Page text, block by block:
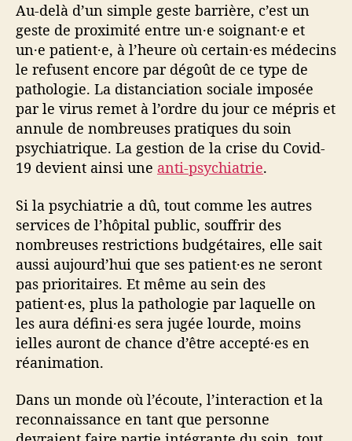
Au-delà d’un simple geste barrière, c’est un
geste de proximité entre un·e soignant·e et
un·e patient·e, à l’heure où certain·es médecins
le refusent encore par dégoût de ce type de
pathologie. La distanciation sociale imposée
par le virus remet à l’ordre du jour ce mépris et
annule de nombreuses pratiques du soin
psychiatrique. La gestion de la crise du Covid-
19 devient ainsi une anti-psychiatrie.
Si la psychiatrie a dû, tout comme les autres
services de l’hôpital public, souffrir des
nombreuses restrictions budgétaires, elle sait
aussi aujourd’hui que ses patient·es ne seront
pas prioritaires. Et même au sein des
patient·es, plus la pathologie par laquelle on
les aura défini·es sera jugée lourde, moins
ielles auront de chance d’être accepté·es en
réanimation.
Dans un monde où l’écoute, l’interaction et la
reconnaissance en tant que personne